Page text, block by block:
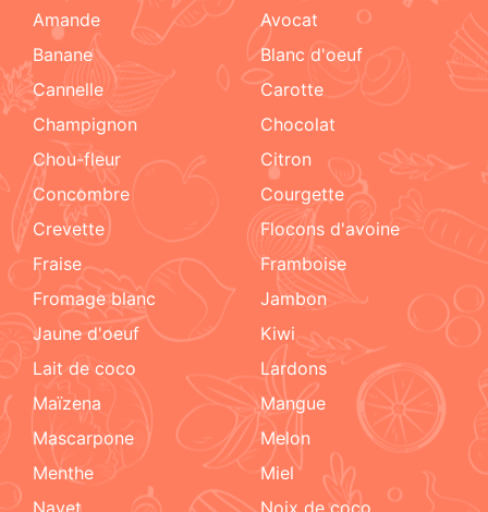
amande
Avocat
Banane
blanc d'oeuf
cannelle
carotte
champignon
chocolat
chou-fleur
citron
concombre
courgette
crevette
flocons d'avoine
fraise
framboise
fromage blanc
jambon
jaune d'oeuf
kiwi
lait de coco
lardons
maïzena
mangue
mascarpone
melon
menthe
miel
navet
noix de coco